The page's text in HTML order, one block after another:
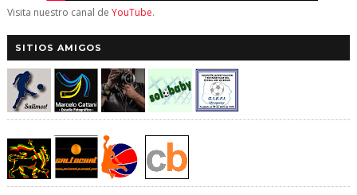
Visita nuestro canal de YouTube.
SITIOS AMIGOS